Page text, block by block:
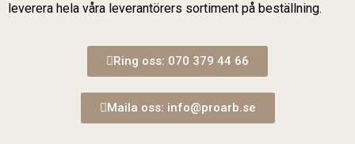
leverera hela våra leverantörers sortiment på beställning.
Ring oss: 070 379 44 66
Maila oss: info@proarb.se